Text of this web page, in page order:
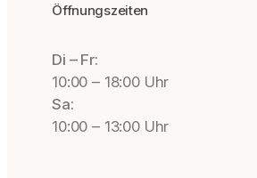
Öffnungszeiten
Di – Fr:
10:00 – 18:00 Uhr
Sa:
10:00 – 13:00 Uhr